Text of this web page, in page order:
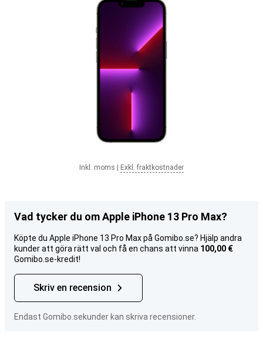
Inkl. moms Exkl. fraktkostnader
Vad tycker du om Apple iPhone 13 Pro Max?
Köpte du Apple iPhone 13 Pro Max på Gomibo.se? Hjälp andra
kunder att göra rätt val och få en chans att vinna 100,00 €
Gomibo.se-kredit!
Skriv en recension
Endast Gomibo.sekunder kan skriva recensioner.